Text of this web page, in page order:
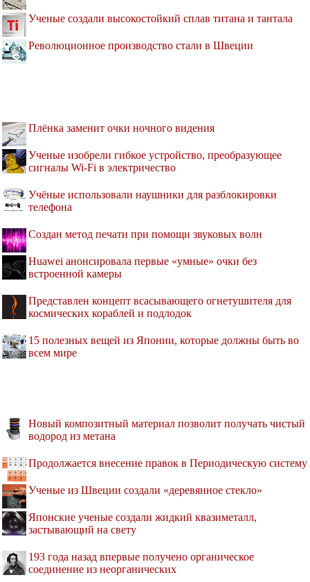
Ученые создали высокостойкий сплав титана и тантала
Революционное производство стали в Швеции
Плёнка заменит очки ночного видения
Ученые изобрели гибкое устройство, преобразующее
сигналы Wi-Fi в электричество
Учёные использовали наушники для разблокировки
телефона
Создан метод печати при помощи звуковых волн
Huawei анонсировала первые «умные» очки без
встроенной камеры
Представлен концепт всасывающего огнетушителя для
космических кораблей и подлодок
15 полезных вещей из Японии, которые должны быть во
всем мире
Новый композитный материал позволит получать чистый
водород из метана
Продолжается внесение правок в Периодическую систему
Ученые из Швеции создали «деревянное стекло»
Японские ученые создали жидкий квазиметалл,
застывающий на свету
193 года назад впервые получено органическое
соединение из неорганических